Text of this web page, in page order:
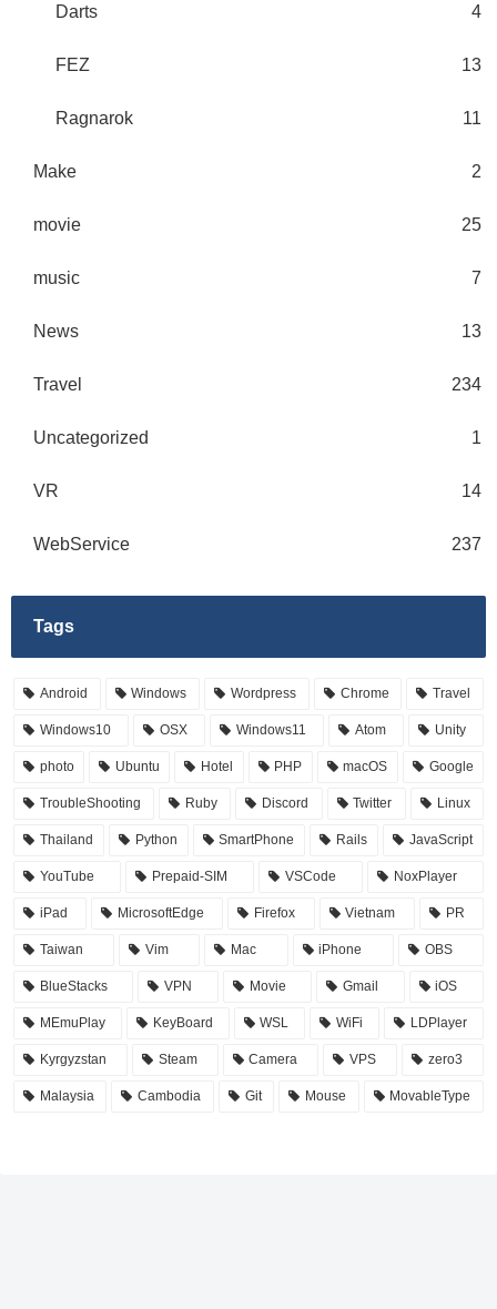
Darts 4
FEZ 13
Ragnarok 11
Make 2
movie 25
music 7
News 13
Travel 234
Uncategorized 1
VR 14
WebService 237
Tags
Android Windows Wordpress Chrome Travel
Windows10 OSX Windows11 Atom Unity
photo Ubuntu Hotel PHP macOS Google
TroubleShooting Ruby Discord Twitter Linux
Thailand Python SmartPhone Rails JavaScript
YouTube Prepaid-SIM VSCode NoxPlayer
iPad MicrosoftEdge Firefox Vietnam PR
Taiwan Vim Mac iPhone OBS
BlueStacks VPN Movie Gmail iOS
MEmuPlay KeyBoard WSL WiFi LDPlayer
Kyrgyzstan Steam Camera VPS zero3
Malaysia Cambodia Git Mouse MovableType